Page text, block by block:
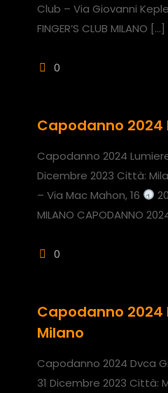
Club – Via Giovanni
FINGER’S CLUB MILANO […]
0
Capodanno 2024
Capodanno 2024
Dicembre 2023 Città:
– Via Mac Mahon, 16
MILANO CAPODANNO
0
Capodanno 2024
Milano
Capodanno 2024 Dvca
31 Dicembre 2023 Città: